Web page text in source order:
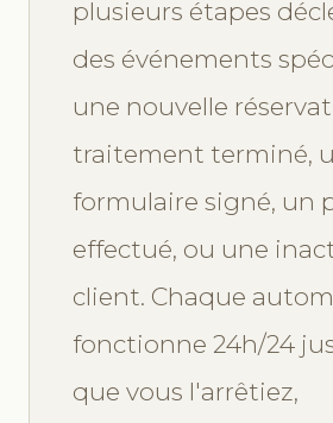
plusieurs étapes
des événements
une nouvelle
traitement terminé,
formulaire signé, un
effectué, ou une
client. Chaque
fonctionne 24h/24
que vous l'arrêtiez,